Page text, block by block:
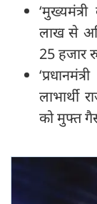
लाख से
25 हजार
लाभार्थी
को मुफ्त